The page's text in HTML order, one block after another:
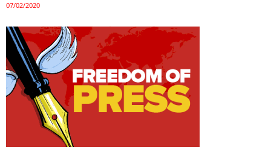
07/02/2020